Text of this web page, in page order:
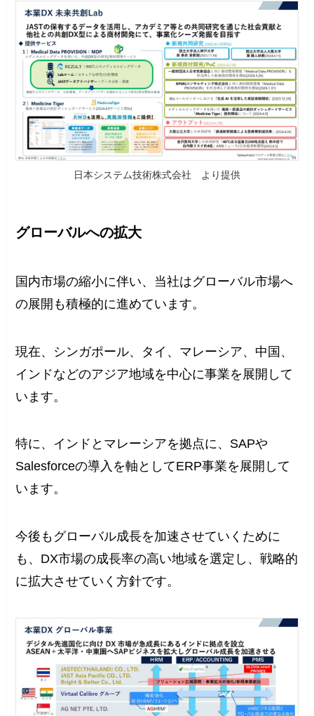
日本システム技術株式会社 より提供
グローバルへの拡大
国内市場の縮小に伴い、当社はグローバル市場へ
の展開も積極的に進めています。
現在、シンガポール、タイ、マレーシア、中国、
インドなどのアジア地域を中心に事業を展開して
います。
特に、インドとマレーシアを拠点に、SAPや
Salesforceの導入を軸としてERP事業を展開して
います。
今後もグローバル成長を加速させていくために
も、DX市場の成長率の高い地域を選定し、戦略的
に拡大させていく方針です。